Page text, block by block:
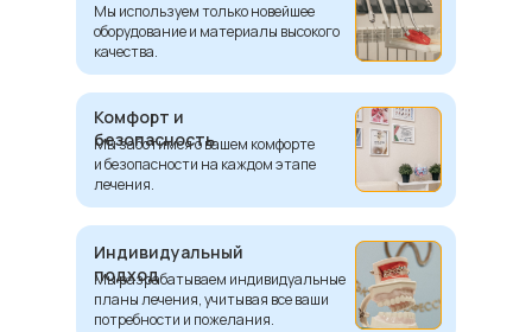
Индивидуальный
подход
Мы разрабатываем индивидуальные
планы лечения, учитывая все ваши
потребности и пожелания.
Комфорт и
безопасность
Мы заботимся о вашем комфорте
и безопасности на каждом этапе
лечения.
Мы используем только новейшее
оборудование и материалы высокого
качества.